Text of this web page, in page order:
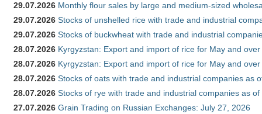
29.07.2026 Monthly flour sales by large and medium-sized
29.07.2026 Stocks of unshelled rice with trade and industrial
29.07.2026 Stocks of buckwheat with trade and industrial
28.07.2026 Kyrgyzstan: Export and import of rice for May and
28.07.2026 Kyrgyzstan: Export and import of rice for May and
28.07.2026 Stocks of oats with trade and industrial companies as
28.07.2026 Stocks of rye with trade and industrial companies as
27.07.2026 Grain Trading on Russian Exchanges: July 27, 2026